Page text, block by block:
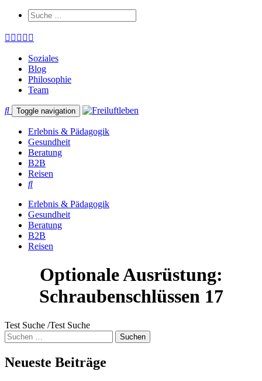
Soziales
Blog
Philosophie
Team
Toggle navigation
Erlebnis & Pädagogik
Gesundheit
Beratung
B2B
Reisen
Erlebnis & Pädagogik
Gesundheit
Beratung
B2B
Reisen
Optionale Ausrüstung:
Schraubenschlüssen 17
Test Suche /Test Suche
Suche
nach:
Neueste Beiträge